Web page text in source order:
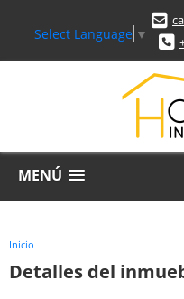
Select Language ▼
MENÚ
Inicio
Detalles del